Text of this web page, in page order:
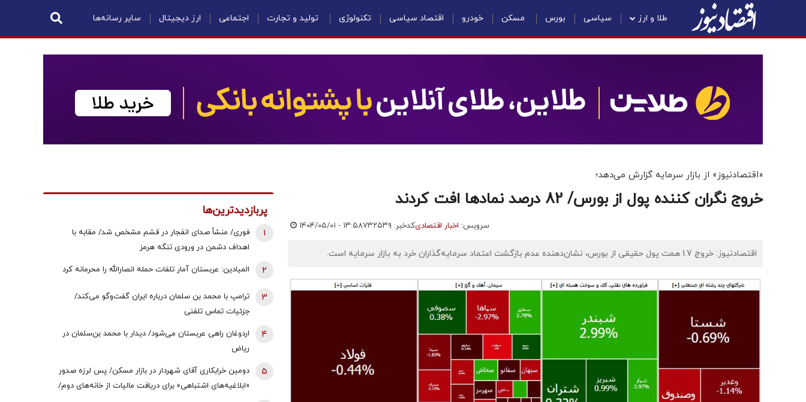
طلا و ارز سیاسی بورس مسکن خودرو اقتصاد سیاسی تکنولوژی تولید و تجارت اجتماعی ارز دیجیتال سایر رسانه‌ها
«اقتصادنیوز» از بازار سرمایه گزارش می‌دهد؛
خروج نگران کننده پول از بورس/ 82 درصد نمادها افت کردند
سرویس: اخبار اقتصادیکدخبر: ۷۳۲۵۳۹ ۱۴۰۴/۰۵/۰۱ - ۱۳:۵۸
اقتصادنیوز: خروج 1.7 همت پول حقیقی از بورس، نشان‌دهنده عدم بازگشت اعتماد سرمایه‌گذاران خرد به بازار سرمایه است.
پربازدیدترین‌ها
فوری/ منشأ صدای انفجار در قشم مشخص شد/ مقابه با
اهداف دشمن در ورودی تنگه هرمز
1
المیادین: عربستان آمار تلفات حمله انصارالله را محرمانه کرد 2
ترامپ با محمد بن سلمان درباره ایران گفت‌وگو می‌کند/
جزئیات تماس تلفنی
3
اردوغان راهی عربستان می‌شود/ دیدار با محمد بن‌سلمان در
ریاض
4
دومین خرابکاری آقای شهردار در بازار مسکن/ پس لرزه صدور
«ابلاغیه‌های اشتباهی» برای دریافت مالیات از خانه‌‌های دوم/
5